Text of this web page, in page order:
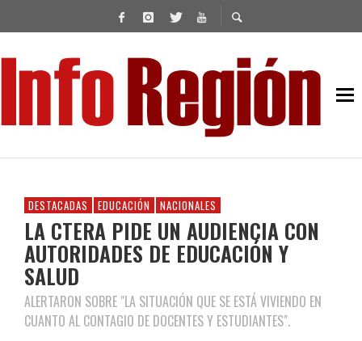
DESTACADAS EDUCACIÓN NACIONALES
LA CTERA PIDE UN AUDIENCIA CON
AUTORIDADES DE EDUCACIÓN Y
SALUD
ALERTARON SOBRE "LA SITUACIÓN QUE SE ESTÁ VIVIENDO EN
CUANTO AL CONTAGIO DE DOCENTES Y ESTUDIANTES".